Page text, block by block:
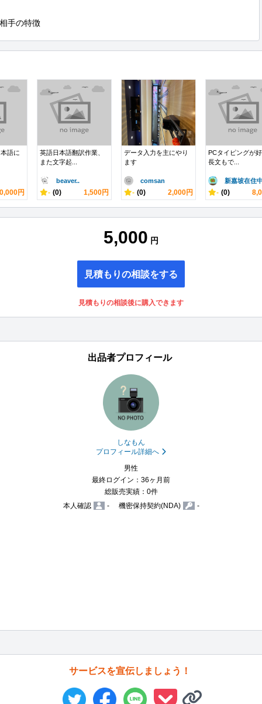
手の特徴
語に
円
英語日本語翻訳作業、
また文字起...
beaver..
- (0) 1,500円
データ入力を主にやり
ます
comsan
- (0) 2,000円
PCタイピングが
長文もで...
新嘉坡在住
- (0)
5,000 円
見積もりの相談をする
見積もりの相談後に購入できます
出品者プロフィール
しなもん
プロフィール詳細へ
男性
最終ログイン：36ヶ月前
総販売実績：0件
本人確認
- 機密保持契約(NDA) -
サービスを宣伝しましょう！